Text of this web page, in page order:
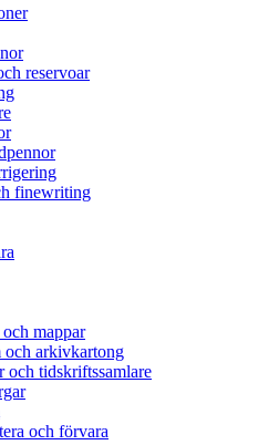
reservoar
finewriting
mappar
arkivkartong
och tidskriftssamlare
och förvara